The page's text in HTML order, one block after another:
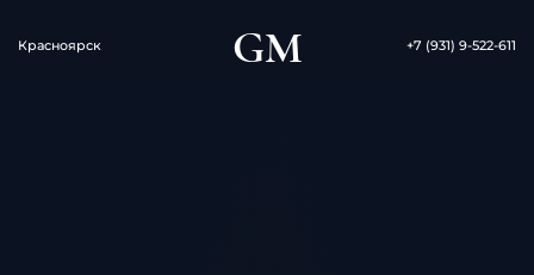
Красноярск GM +7 (931) 9-522-611